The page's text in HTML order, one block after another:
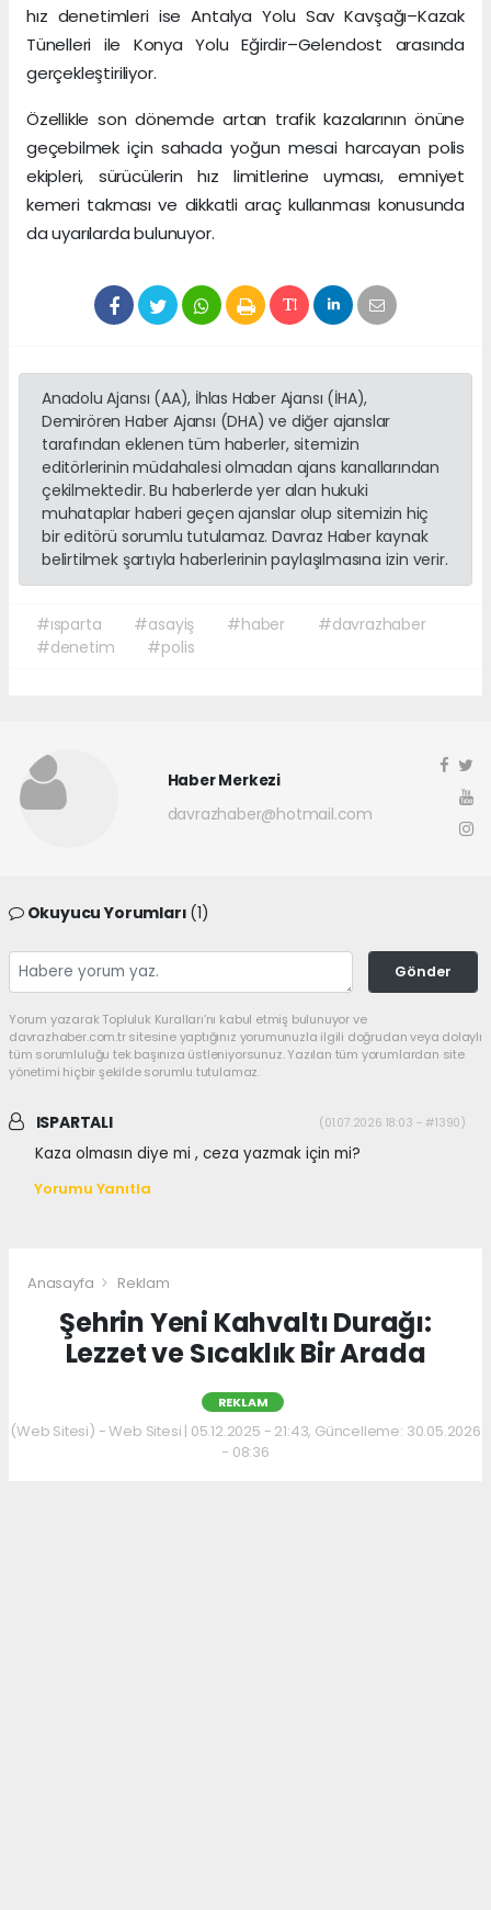
hız denetimleri ise Antalya Yolu Sav Kavşağı–Kazak
Tünelleri ile Konya Yolu Eğirdir–Gelendost arasında
gerçekleştiriliyor.
Özellikle son dönemde artan trafik kazalarının önüne
geçebilmek için sahada yoğun mesai harcayan polis
ekipleri, sürücülerin hız limitlerine uyması, emniyet
kemeri takması ve dikkatli araç kullanması konusunda
da uyarılarda bulunuyor.
Anadolu Ajansı (AA), İhlas Haber Ajansı (İHA),
Demirören Haber Ajansı (DHA) ve diğer ajanslar
tarafından eklenen tüm haberler, sitemizin
editörlerinin müdahalesi olmadan ajans kanallarından
çekilmektedir. Bu haberlerde yer alan hukuki
muhataplar haberi geçen ajanslar olup sitemizin hiç
bir editörü sorumlu tutulamaz. Davraz Haber kaynak
belirtilmek şartıyla haberlerinin paylaşılmasına izin verir.
#ısparta #asayiş #haber
#davrazhaber
#denetim
#polis
Haber Merkezi
davrazhaber@hotmail.com
Okuyucu Yorumları (1)
Gönder
Yorum yazarak Topluluk Kuralları’nı kabul etmiş bulunuyor ve
davrazhaber.com.tr sitesine yaptığınız yorumunuzla ilgili doğrudan veya dolaylı
tüm sorumluluğu tek başınıza üstleniyorsunuz. Yazılan tüm yorumlardan site
yönetimi hiçbir şekilde sorumlu tutulamaz.
ISPARTALI (01.07.2026 18:03 - #1390)
Kaza olmasın diye mi , ceza yazmak için mi?
Yorumu Yanıtla
Anasayfa Reklam
Şehrin Yeni Kahvaltı Durağı:
Lezzet ve Sıcaklık Bir Arada
REKLAM
(Web Sitesi) - Web Sitesi | 05.12.2025 - 21:43, Güncelleme: 30.05.2026
- 08:36